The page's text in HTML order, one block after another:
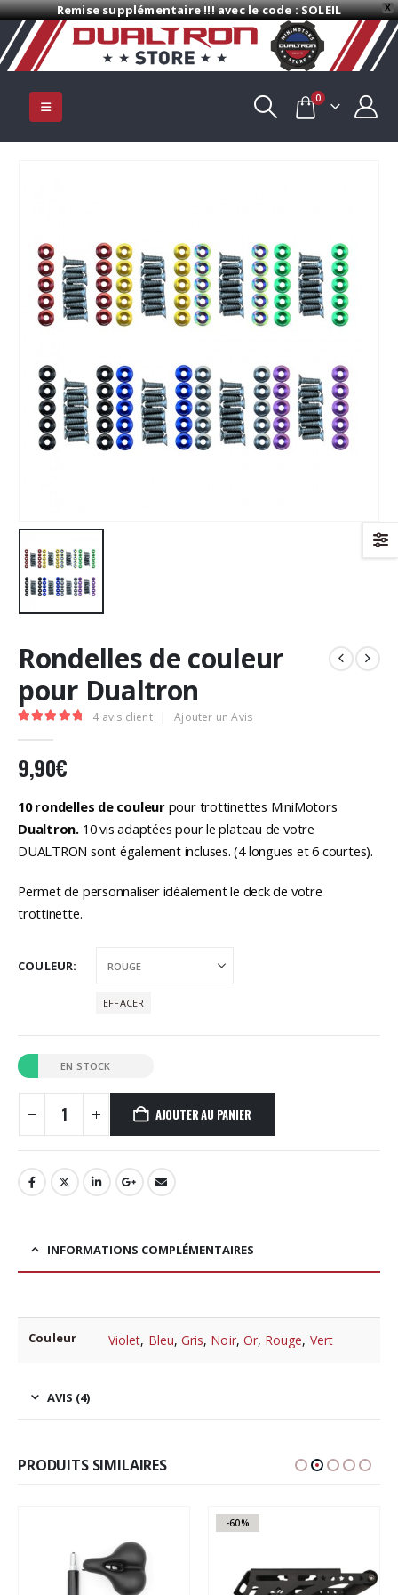
X
Remise supplémentaire !!! avec le code : SOLEIL
0
Rondelles de couleur
pour Dualtron
4 avis client | Ajouter un Avis
9,90€
10 rondelles de couleur pour trottinettes MiniMotors
Dualtron. 10 vis adaptées pour le plateau de votre
DUALTRON sont également incluses. (4 longues et 6 courtes).
Permet de personnaliser idéalement le deck de votre
trottinette.
COULEUR
EFFACER
EN STOCK
AJOUTER AU PANIER
INFORMATIONS COMPLÉMENTAIRES
Couleur Violet, Bleu, Gris, Noir, Or, Rouge, Vert
AVIS (4)
PRODUITS SIMILAIRES
-60%